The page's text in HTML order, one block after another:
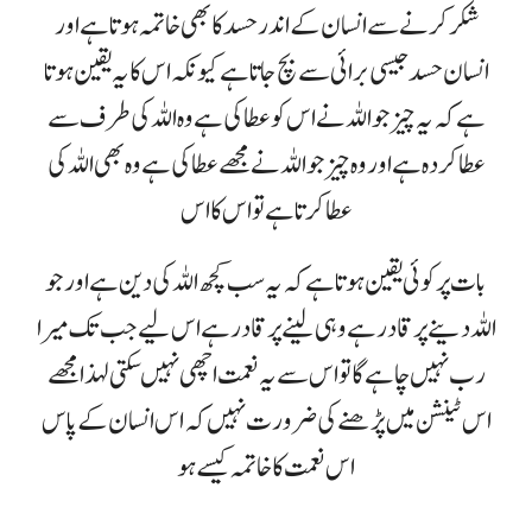
شکر کرنے سے انسان کے اندر حسد کا بھی خاتمہ ہوتا ہے اور
انسان حسد جیسی برائی سے بچ جاتا ہے کیونکہ اس کا یہ یقین ہوتا
ہے کہ یہ چیز جو اللہ نے اس کو عطا کی ہے وہ اللہ کی طرف سے
عطا کردہ ہے اور وہ چیز جو اللہ نے مجھے عطا کی ہے وہ بھی اللہ کی
عطا کرتا ہے تو اس کا اس
بات پر کوئی یقین ہوتا ہے کہ یہ سب کچھ اللہ کی دین ہے اور جو
اللہ دینے پر قادر ہے وہی لینے پر قادر ہے اس لیے جب تک میرا
رب نہیں چاہے گا تو اس سے یہ نعمت اچھی نہیں سکتی لہذا مجھے
اس ٹینشن میں پڑھنے کی ضرورت نہیں کہ اس انسان کے پاس
اس نعمت کا خاتمہ کیسے ہو